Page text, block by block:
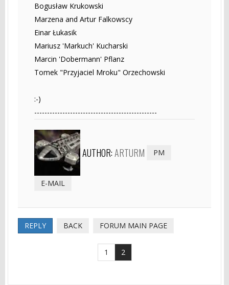
Bogusław Krukowski
Marzena and Artur Falkowscy
Einar Łukasik
Mariusz 'Markuch' Kucharski
Marcin 'Dobermann' Pflanz
Tomek "Przyjaciel Mroku" Orzechowski
:-)
------------------------------------------------
AUTHOR:ARTURM PM
E-MAIL
REPLY BACK FORUM MAIN PAGE
1 2